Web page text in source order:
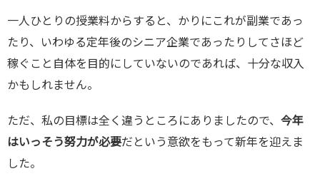
一人ひとりの授業料からすると、かりにこれが副業であっ
たり、いわゆる定年後のシニア企業であったりしてさほど
稼ぐこと自体を目的にしていないのであれば、十分な収入
かもしれません。
ただ、私の目標は全く違うところにありましたので、 今年
はいっそう努力が必要だという意欲をもって新年を迎えま
した。